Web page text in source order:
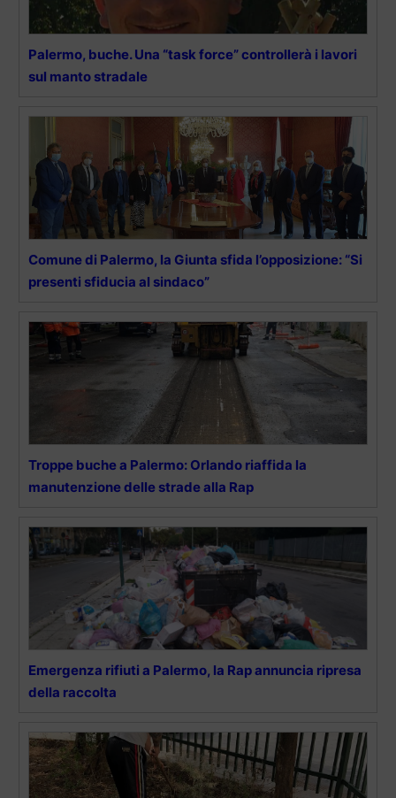
Palermo, buche. Una “task force” controllerà i lavori
sul manto stradale
Comune di Palermo, la Giunta sfida l’opposizione: “Si
presenti sfiducia al sindaco”
Troppe buche a Palermo: Orlando riaffida la
manutenzione delle strade alla Rap
Emergenza rifiuti a Palermo, la Rap annuncia ripresa
della raccolta